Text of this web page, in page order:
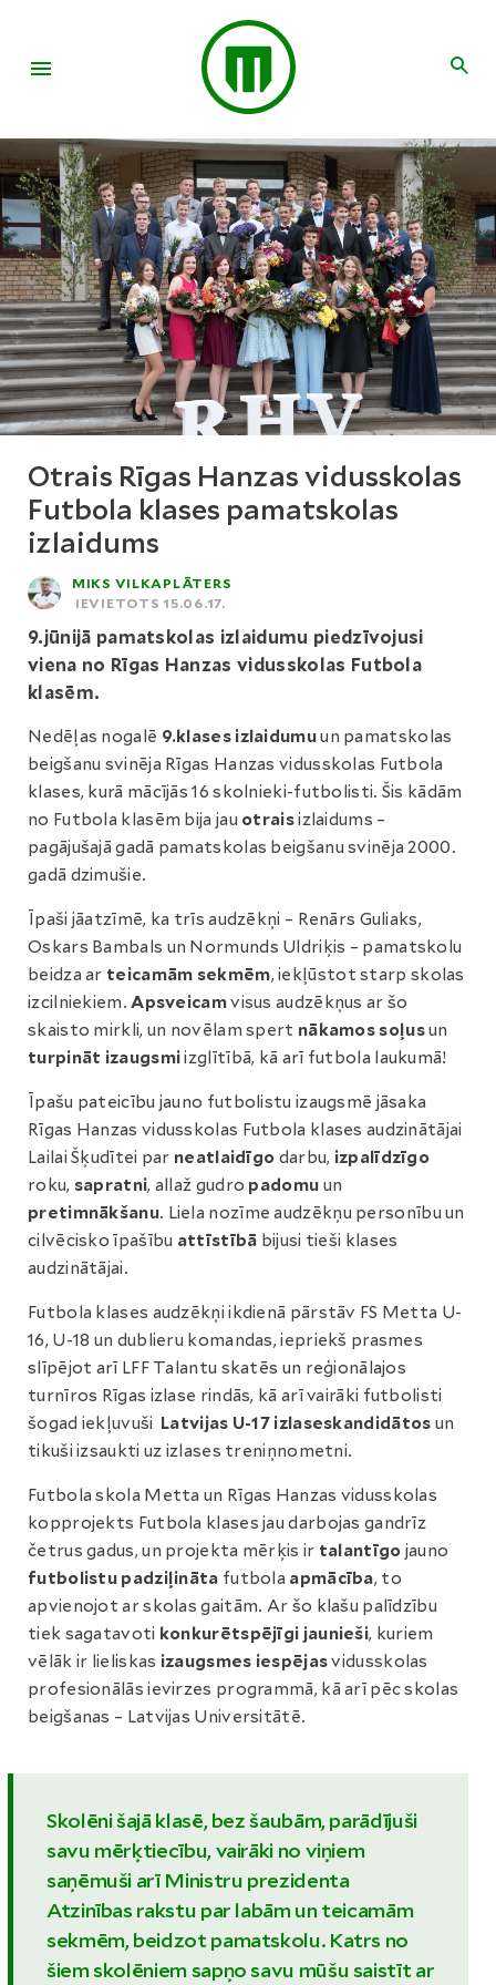
Otrais Rīgas Hanzas vidusskolas
Futbola klases pamatskolas
izlaidums
MIKS VILKAPLĀTERS
IEVIETOTS 15.06.17.
9.jūnijā pamatskolas izlaidumu piedzīvojusi
viena no Rīgas Hanzas vidusskolas Futbola
klasēm.
Nedēļas nogalē 9.klases izlaidumuun pamatskolas
beigšanu svinēja Rīgas Hanzas vidusskolas Futbola
klases, kurā mācījās 16 skolnieki-futbolisti. Šis kādām
no Futbola klasēm bija jau otraisizlaidums –
pagājušajā gadā pamatskolas beigšanu svinēja 2000.
gadā dzimušie.
Īpaši jāatzīmē, ka trīs audzēkņi – Renārs Guliaks,
Oskars Bambals un Normunds Uldriķis – pamatskolu
beidza ar teicamām sekmēm, iekļūstot starp skolas
izcilniekiem.Apsveicamvisus audzēkņus ar šo
skaisto mirkli, un novēlam spert nākamos soļusun
turpināt izaugsmiizglītībā, kā arī futbola laukumā!
Īpašu pateicību jauno futbolistu izaugsmē jāsaka
Rīgas Hanzas vidusskolas Futbola klases audzinātājai
Lailai Šķudītei par neatlaidīgo darbu, izpalīdzīgo
roku, sapratni, allaž gudro padomu un
pretimnākšanu. Liela nozīme audzēkņu personību un
cilvēcisko īpašību attīstībā bijusi tieši klases
audzinātājai.
Futbola klases audzēkņi ikdienā pārstāv FS Metta U-
16, U-18 un dublieru komandas, iepriekš prasmes
slīpējot arī LFF Talantu skatēs un reģionālajos
turnīros Rīgas izlase rindās, kā arī vairāki futbolisti
šogad iekļuvuši Latvijas U-17 izlaseskandidātos un
tikuši izsaukti uz izlases treniņnometni.
Futbola skola Metta un Rīgas Hanzas vidusskolas
kopprojekts Futbola klases jau darbojas gandrīz
četrus gadus, un projekta mērķis ir talantīgo jauno
futbolistu padziļināta futbola apmācība, to
apvienojot ar skolas gaitām. Ar šo klašu palīdzību
tiek sagatavoti konkurētspējīgi jaunieši, kuriem
vēlāk ir lieliskas izaugsmes iespējasvidusskolas
profesionālās ievirzes programmā, kā arī pēc skolas
beigšanas – Latvijas Universitātē.
Skolēni šajā klasē, bez šaubām, parādījuši
savu mērķtiecību, vairāki no viņiem
saņēmuši arī Ministru prezidenta
Atzinības rakstu par labām un teicamām
sekmēm, beidzot pamatskolu. Katrs no
šiem skolēniem sapņo savu mūšu saistīt ar